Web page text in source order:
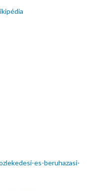
es-beruhazasi-